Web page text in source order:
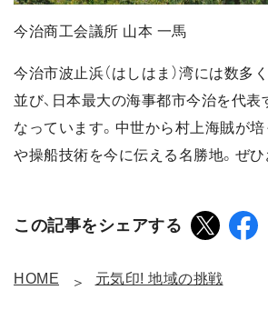
今治商工会議所 山本 一馬
今治市波止浜（はしはま）湾には数多
並び、日本最大の海事都市今治を代表
なっています。中世から村上海賊が
や操船技術を今に伝える名勝地。ぜひ
この記事をシェアする
HOME 元気印! 地域の挑戦